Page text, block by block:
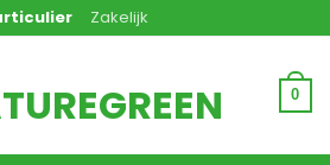
Zakelijk
0